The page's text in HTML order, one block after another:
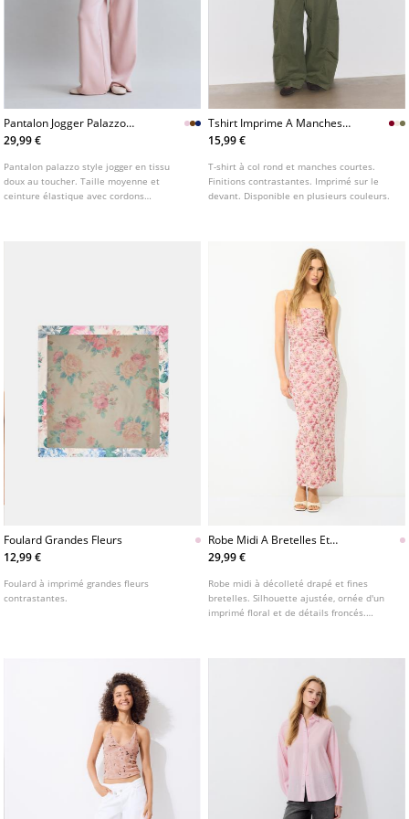
Pantalon Jogger Palazzo
Toucher Doux
29,99 €
Pantalon palazzo style jogger en tissu
doux au toucher. Taille moyenne et
ceinture élastique avec cordons
Tshirt Imprime A Manches
Courtes
15,99 €
T-shirt à col rond et manches courtes.
Finitions contrastantes. Imprimé sur le
devant. Disponible en plusieurs couleurs.
Foulard Grandes Fleurs
12,99 €
Foulard à imprimé grandes fleurs
contrastantes.
Robe Midi A Bretelles Et
Imprime Fronce
29,99 €
Robe midi à décolleté drapé et fines
bretelles. Silhouette ajustée, ornée d'un
imprimé floral et de détails froncés.